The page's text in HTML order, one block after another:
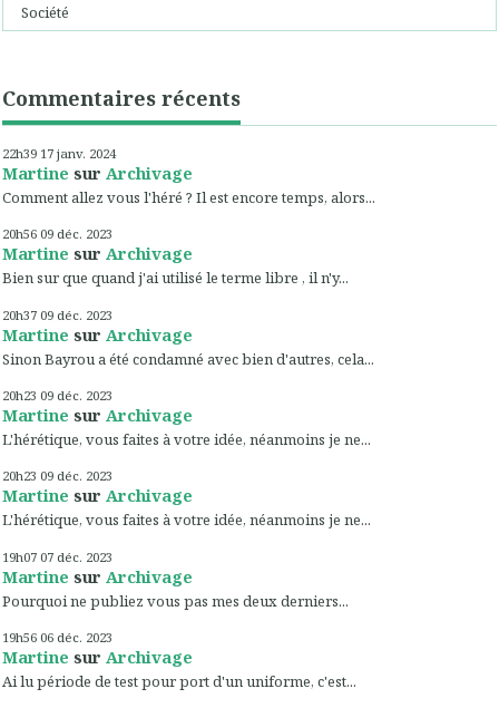
Société
Commentaires récents
22h39 17 janv. 2024
Martine sur Archivage
Comment allez vous l'héré ? Il est encore temps, alors...
20h56 09 déc. 2023
Martine sur Archivage
Bien sur que quand j'ai utilisé le terme libre , il n'y...
20h37 09 déc. 2023
Martine sur Archivage
Sinon Bayrou a été condamné avec bien d'autres, cela...
20h23 09 déc. 2023
Martine sur Archivage
L'hérétique, vous faites à votre idée, néanmoins je ne...
20h23 09 déc. 2023
Martine sur Archivage
L'hérétique, vous faites à votre idée, néanmoins je ne...
19h07 07 déc. 2023
Martine sur Archivage
Pourquoi ne publiez vous pas mes deux derniers...
19h56 06 déc. 2023
Martine sur Archivage
Ai lu période de test pour port d'un uniforme, c'est...